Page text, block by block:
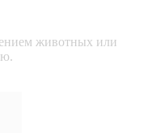
животных или